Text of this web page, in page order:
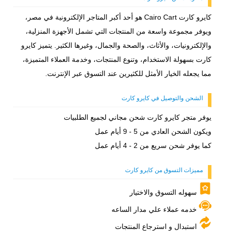
كايرو كارت Cairo Cart هو أحد أكبر المتاجر الإلكترونية في مصر،
ويوفر مجموعة واسعة من المنتجات التي تشمل الأجهزة المنزلية،
والإلكترونيات، والأثاث، والصحة والجمال، وغيرها الكثير. يتميز كايرو
كارت بسهولة الاستخدام، وتنوع المنتجات، وخدمة العملاء المتميزة،
مما يجعله الخيار الأمثل للكثيرين عند التسوق عبر الإنترنت.
الشحن والتوصيل في كايرو كارت
يوفر متجر كايرو كارت شحن مجاني لجميع الطلبيات
ويكون الشحن العادي من 5 - 9 أيام عمل
كما يوفر شحن سريع من 2 - 4 أيام عمل
مميزات التسوق من كايرو كارت
سهوله التسوق والاختيار
خدمه عملاء علي مدار الساعه
استبدال و استرجاع المنتجات